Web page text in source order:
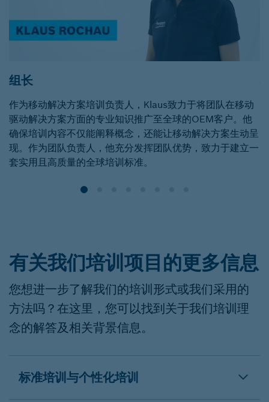
组长
作为移动解决方案培训负责人，Klaus致力于将团队在移动
驱动解决方案方面的专业知识推广至全球的OEM客户。他
确保培训内容不仅能阐释概念，还能让移动解决方案生动呈
现。作为团队负责人，他充分发挥团队优势，致力于建立一
套实用且高质量的全球培训标准。
有关我们培训项目的更多信息
您想进一步了解我们的培训形式或我们采用的
方法吗？在这里，您可以找到关于我们培训理
念的解答及相关背景信息。
标准培训与个性化培训